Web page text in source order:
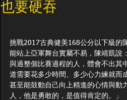
也要硬吞
挑戰2017古典健美168公分以下級的
能站上亞軍舞台實屬不易，陳靖凱說
與過整個比賽過程的人，體會不出其
道需要花多少時間、多少心力練就而
甚至能鼓動自己向上精進的心情與動
人，他是勇敢的，是值得肯定的。」